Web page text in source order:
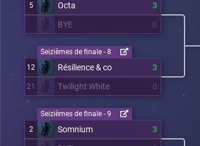
5 Octa
3
BYE
0
12 Résilience & co 3
21 Twilight White 0
Seizièmes de finale - 8
2 Somnium
3
Seizièmes de finale - 9